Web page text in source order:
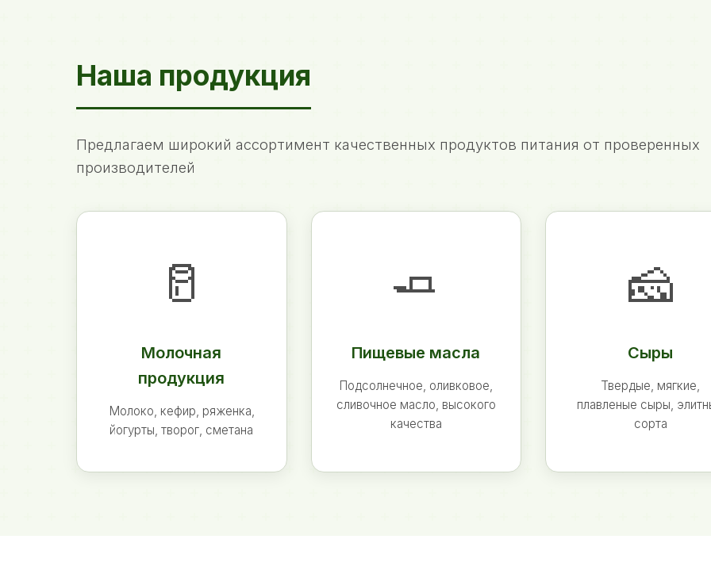
Наша продукция
Предлагаем широкий ассортимент качественных продуктов питания от проверенных
производителей
🥛
Молочная
продукция
Молоко, кефир, ряженка,
йогурты, творог, сметана
🧈
Пищевые масла
Подсолнечное, оливковое,
сливочное масло, высокого
качества
🧀
Сыры
Твердые, мягкие,
плавленые сыры,
сорта